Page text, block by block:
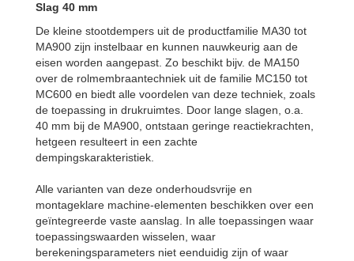
Slag 40 mm
De kleine stootdempers uit de productfamilie MA30 tot
MA900 zijn instelbaar en kunnen nauwkeurig aan de
eisen worden aangepast. Zo beschikt bijv. de MA150
over de rolmembraantechniek uit de familie MC150 tot
MC600 en biedt alle voordelen van deze techniek, zoals
de toepassing in drukruimtes. Door lange slagen, o.a.
40 mm bij de MA900, ontstaan geringe reactiekrachten,
hetgeen resulteert in een zachte
dempingskarakteristiek.
Alle varianten van deze onderhoudsvrije en
montageklare machine-elementen beschikken over een
geïntegreerde vaste aanslag. In alle toepassingen waar
toepassingswaarden wisselen, waar
berekeningsparameters niet eenduidig zijn of waar